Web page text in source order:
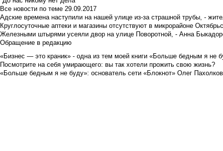
Все новости по теме 29.09.2017
Адские времена наступили на нашей улице из-за страшной трубы, -
Круглосуточные аптеки и магазины отсутствуют в микрорайоне
Железными штырями усеяли двор на улице Поворотной, - Анна
Обращение в редакцию
«Бизнес — это краник» - одна из тем моей книги «Больше бедным я не
Посмотрите на себя умирающего: вы так хотели прожить свою жизнь?
«Больше бедным я не буду»: основатель сети «Блокнот» Олег Пахолков